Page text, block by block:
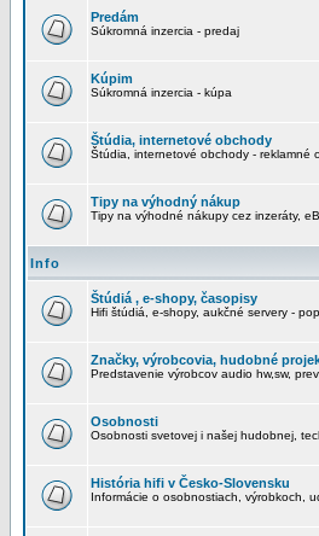
Predám
Súkromná inzercia - predaj
Kúpim
Súkromná inzercia - kúpa
Štúdia, internetové obchody
Štúdia, internetové obchody - reklamné
Tipy na výhodný nákup
Tipy na výhodné nákupy cez inzeráty,
Info
Štúdiá , e-shopy, časopisy
Hifi štúdiá, e-shopy, aukčné servery -
Značky, výrobcovia, hudobné
Predstavenie výrobcov audio hw,sw,
Osobnosti
Osobnosti svetovej i našej hudobnej,
História hifi v Česko-Slovensku
Informácie o osobnostiach, výrobkoch,